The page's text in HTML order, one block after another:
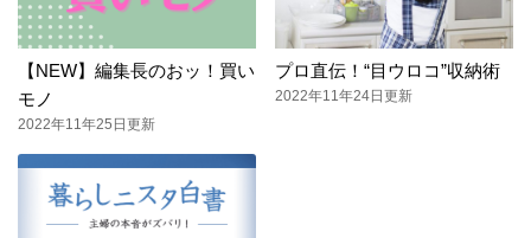
【NEW】編集長のおッ！買い
モノ
2022年11年25日更新
プロ直伝！“目ウロコ”収納術
2022年11年24日更新